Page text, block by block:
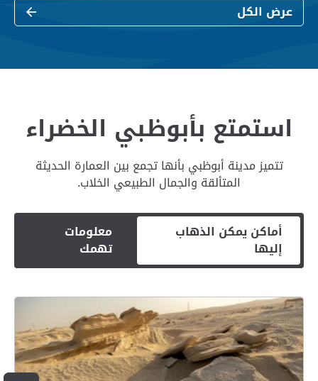
عرض الكل
استمتع بأبوظبي الخضراء
تتميز مدينة أبوظبي بأنها تجمع بين العمارة الحديثة
المتألقة والجمال الطبيعي الخلاب.
أماكن يمكن الذهاب
إليها
معلومات
تهمك